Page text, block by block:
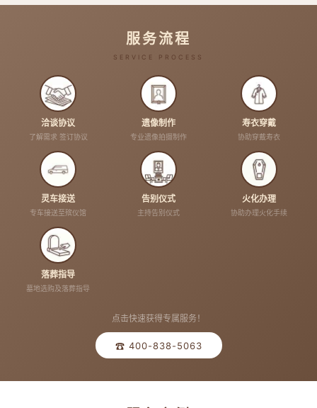
服务流程
SERVICE PROCESS
洽谈协议
了解需求 签订协议
遗像制作
专业遗像拍摄制作
寿衣穿戴
协助穿戴寿衣
灵车接送
专车接送至殡仪馆
告别仪式
主持告别仪式
火化办理
协助办理火化手续
落葬指导
墓地选购及落葬指导
点击快速获得专属服务！
☎ 400-838-5063